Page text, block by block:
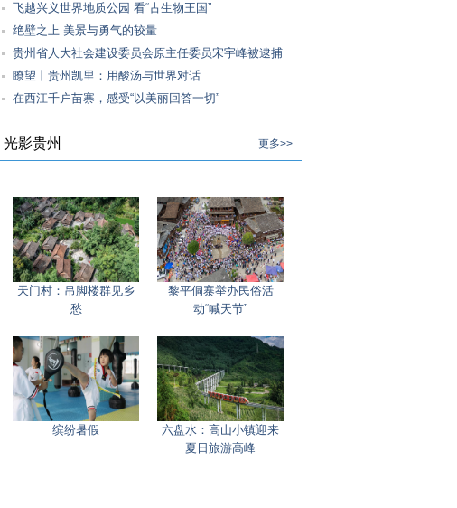
飞越兴义世界地质公园 看“古生物王国”
绝壁之上 美景与勇气的较量
贵州省人大社会建设委员会原主任委员宋宇峰被逮捕
瞭望丨贵州凯里：用酸汤与世界对话
在西江千户苗寨，感受“以美丽回答一切”
光影贵州 更多>>
天门村：吊脚楼群见乡
愁
黎平侗寨举办民俗活
动“喊天节”
缤纷暑假
六盘水：高山小镇迎来
夏日旅游高峰